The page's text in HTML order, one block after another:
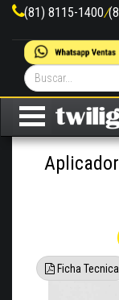
(81) 8115-1400/
Ficha Tecnica